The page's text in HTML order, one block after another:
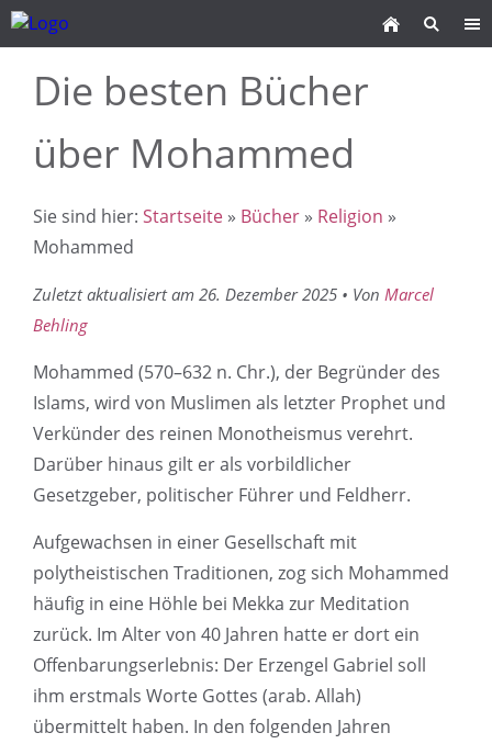
Die besten Bücher
über Mohammed
Sie sind hier: Startseite » Bücher » Religion »
Mohammed
Zuletzt aktualisiert am 26. Dezember 2025 • Von Marcel
Behling
Mohammed (570–632 n. Chr.), der Begründer des
Islams, wird von Muslimen als letzter Prophet und
Verkünder des reinen Monotheismus verehrt.
Darüber hinaus gilt er als vorbildlicher
Gesetzgeber, politischer Führer und Feldherr.
Aufgewachsen in einer Gesellschaft mit
polytheistischen Traditionen, zog sich Mohammed
häufig in eine Höhle bei Mekka zur Meditation
zurück. Im Alter von 40 Jahren hatte er dort ein
Offenbarungserlebnis: Der Erzengel Gabriel soll
ihm erstmals Worte Gottes (arab. Allah)
übermittelt haben. In den folgenden Jahren